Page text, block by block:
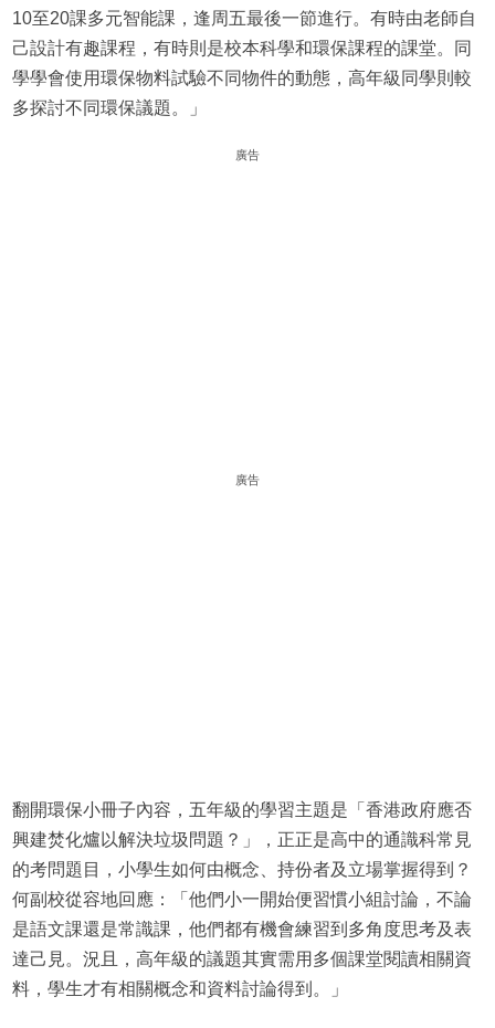
10至20課多元智能課，逢周五最後一節進行。有時由老師自
己設計有趣課程，有時則是校本科學和環保課程的課堂。同
學學會使用環保物料試驗不同物件的動態，高年級同學則較
多探討不同環保議題。」
廣告
廣告
翻開環保小冊子內容，五年級的學習主題是「香港政府應否
興建焚化爐以解決垃圾問題？」，正正是高中的通識科常見
的考問題目，小學生如何由概念、持份者及立場掌握得到？
何副校從容地回應：「他們小一開始便習慣小組討論，不論
是語文課還是常識課，他們都有機會練習到多角度思考及表
達己見。況且，高年級的議題其實需用多個課堂閱讀相關資
料，學生才有相關概念和資料討論得到。」